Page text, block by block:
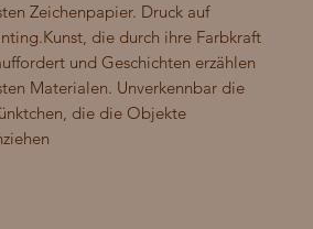
Zeichenpapier. Druck auf
die durch ihre Farbkraft
und Geschichten erzählen
Materialen. Unverkennbar die
die die Objekte